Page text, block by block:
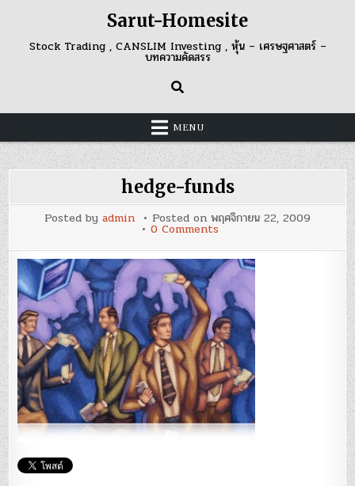
content
Sarut-Homesite
Stock Trading , CANSLIM Investing , หุ้น – เศรษฐศาสตร์ –
บทความคัดสรร
MENU
hedge-funds
Posted by admin Posted on พฤศจิกายน 22, 2009
0 Commentson
funds